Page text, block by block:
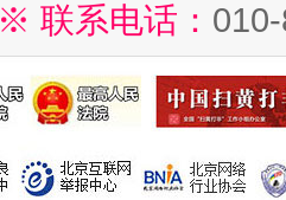
※ 联系电话：